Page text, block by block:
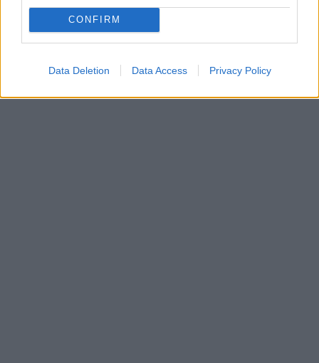
CONFIRM
Data Deletion Data Access Privacy Policy